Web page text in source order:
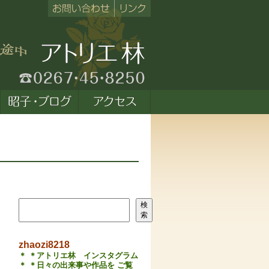
検
索
zhaozi8218
＊ ＊アトリエ林 インスタグラム
＊ ＊日々の出来事や作品を ご覧